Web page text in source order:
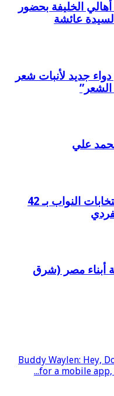
الخليفة بحضور
عائشة
جديد لأنبات شعر
علي
مدحت بركات ينافس في انتخابات النواب بـ 42
أبناء مصر (شرق
Buddy Waylen: Hey,
for a mobile app,